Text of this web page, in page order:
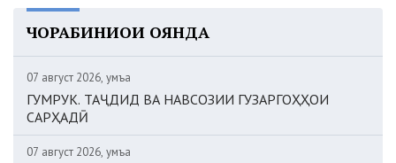
ЧОРАБИНИҲОИ ОЯНДА
07 август 2026, Ҷумъа
ГУМРУК. ТАҶДИД ВА НАВСОЗИИ ГУЗАРГОҲҲОИ
САРҲАДӢ
07 август 2026, Ҷумъа